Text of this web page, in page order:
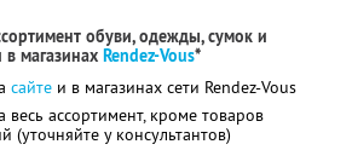
обуви, одежды, сумок и
в магазинах Rendez-Vous*
сайте и в магазинах сети Rendez-Vous
весь ассортимент, кроме товаров
(уточняйте у консультантов)